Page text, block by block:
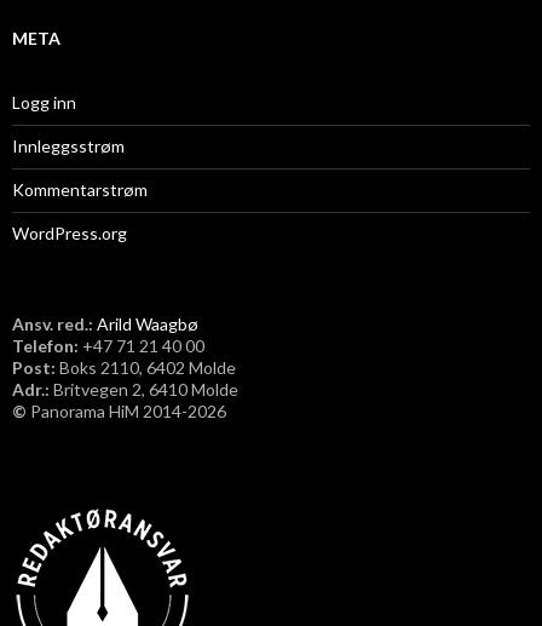
META
Logg inn
Innleggsstrøm
Kommentarstrøm
WordPress.org
Ansv. red.: Arild Waagbø
Telefon: ​+47 71 21 40 00
Post: Boks 2110, 6402 Molde
Adr.: Britvegen 2, 6410 Molde
© Panorama HiM 2014-2026